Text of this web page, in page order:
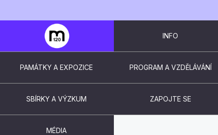
INFO
PAMÁTKY A EXPOZICE PROGRAM A VZDĚLÁVÁNÍ
SBÍRKY A VÝZKUM ZAPOJTE SE
MÉDIA